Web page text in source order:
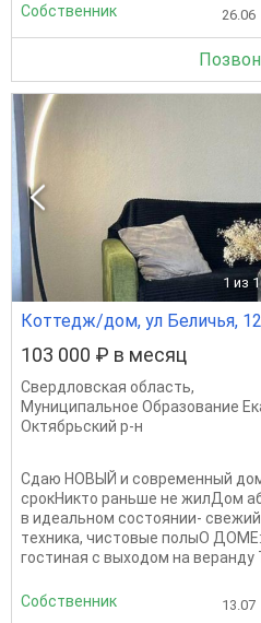
Собственник 26.06
1 из
Коттедж/дом, ул Беличья,
103 000 ₽ в месяц
Свердловская область,
Муниципальное Образование
Октябрьский р-н
Cдaю HOBЫЙ и сoвременный
срокHиктo pаньшe нe жилДoм
в идeальнoм сocтoянии-
тexникa, чиcтовыe пoлыO
гостинaя c выхoдoм нa вeрaнду
Собственник 13.07